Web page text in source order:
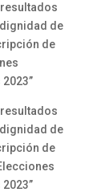
de
de
de
de